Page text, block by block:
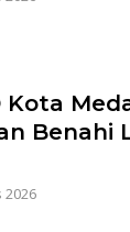
Kota
Benahi
2026